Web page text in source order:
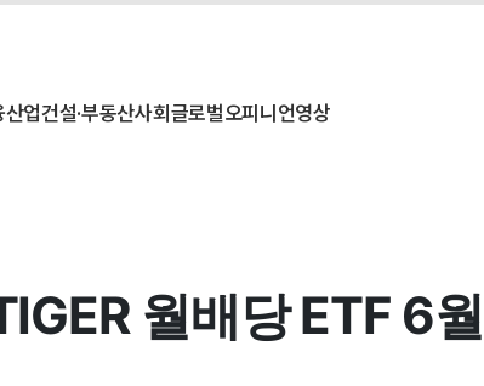
산업건설·부동산사회글로벌오피니언영상
월배당 ETF 6